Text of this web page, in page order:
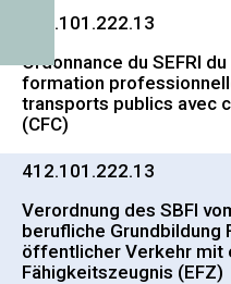
412.101.222.13
Ordonnance du SEFRI
formation
transports publics avec
(CFC)
412.101.222.13
Verordnung des SBFI
berufliche Grundbildung
öffentlicher Verkehr mit
Fähigkeitszeugnis (EFZ)